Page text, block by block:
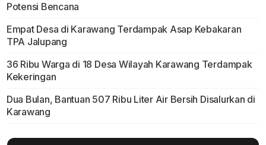
Potensi Bencana
Empat Desa di Karawang Terdampak Asap Kebakaran
TPA Jalupang
36 Ribu Warga di 18 Desa Wilayah Karawang Terdampak
Kekeringan
Dua Bulan, Bantuan 507 Ribu Liter Air Bersih Disalurkan di
Karawang